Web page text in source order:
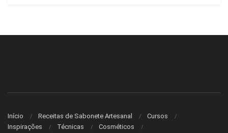
Início Receitas de Sabonete Artesanal
Cursos
Inspirações
Técnicas Cosméticos